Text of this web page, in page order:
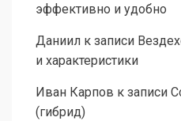
эффективно и удобно
Даниил к записи
и характеристики
Иван Карпов к записи
(гибрид)